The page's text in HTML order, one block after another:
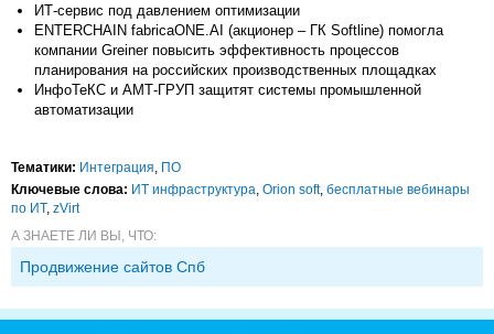
ИТ-сервис под давлением оптимизации
ENTERCHAIN fabricaONE.AI (акционер – ГК Softline) помогла
компании Greiner повысить эффективность процессов
планирования на российских производственных площадках
ИнфоТеКС и АМТ-ГРУП защитят системы промышленной
автоматизации
Тематики: Интеграция ПО
Ключевые слова: ИТ инфраструктура Orion soft, бесплатные вебинары
по ИТ, zVirt
А ЗНАЕТЕ ЛИ ВЫ, ЧТО:
Продвижение сайтов Спб